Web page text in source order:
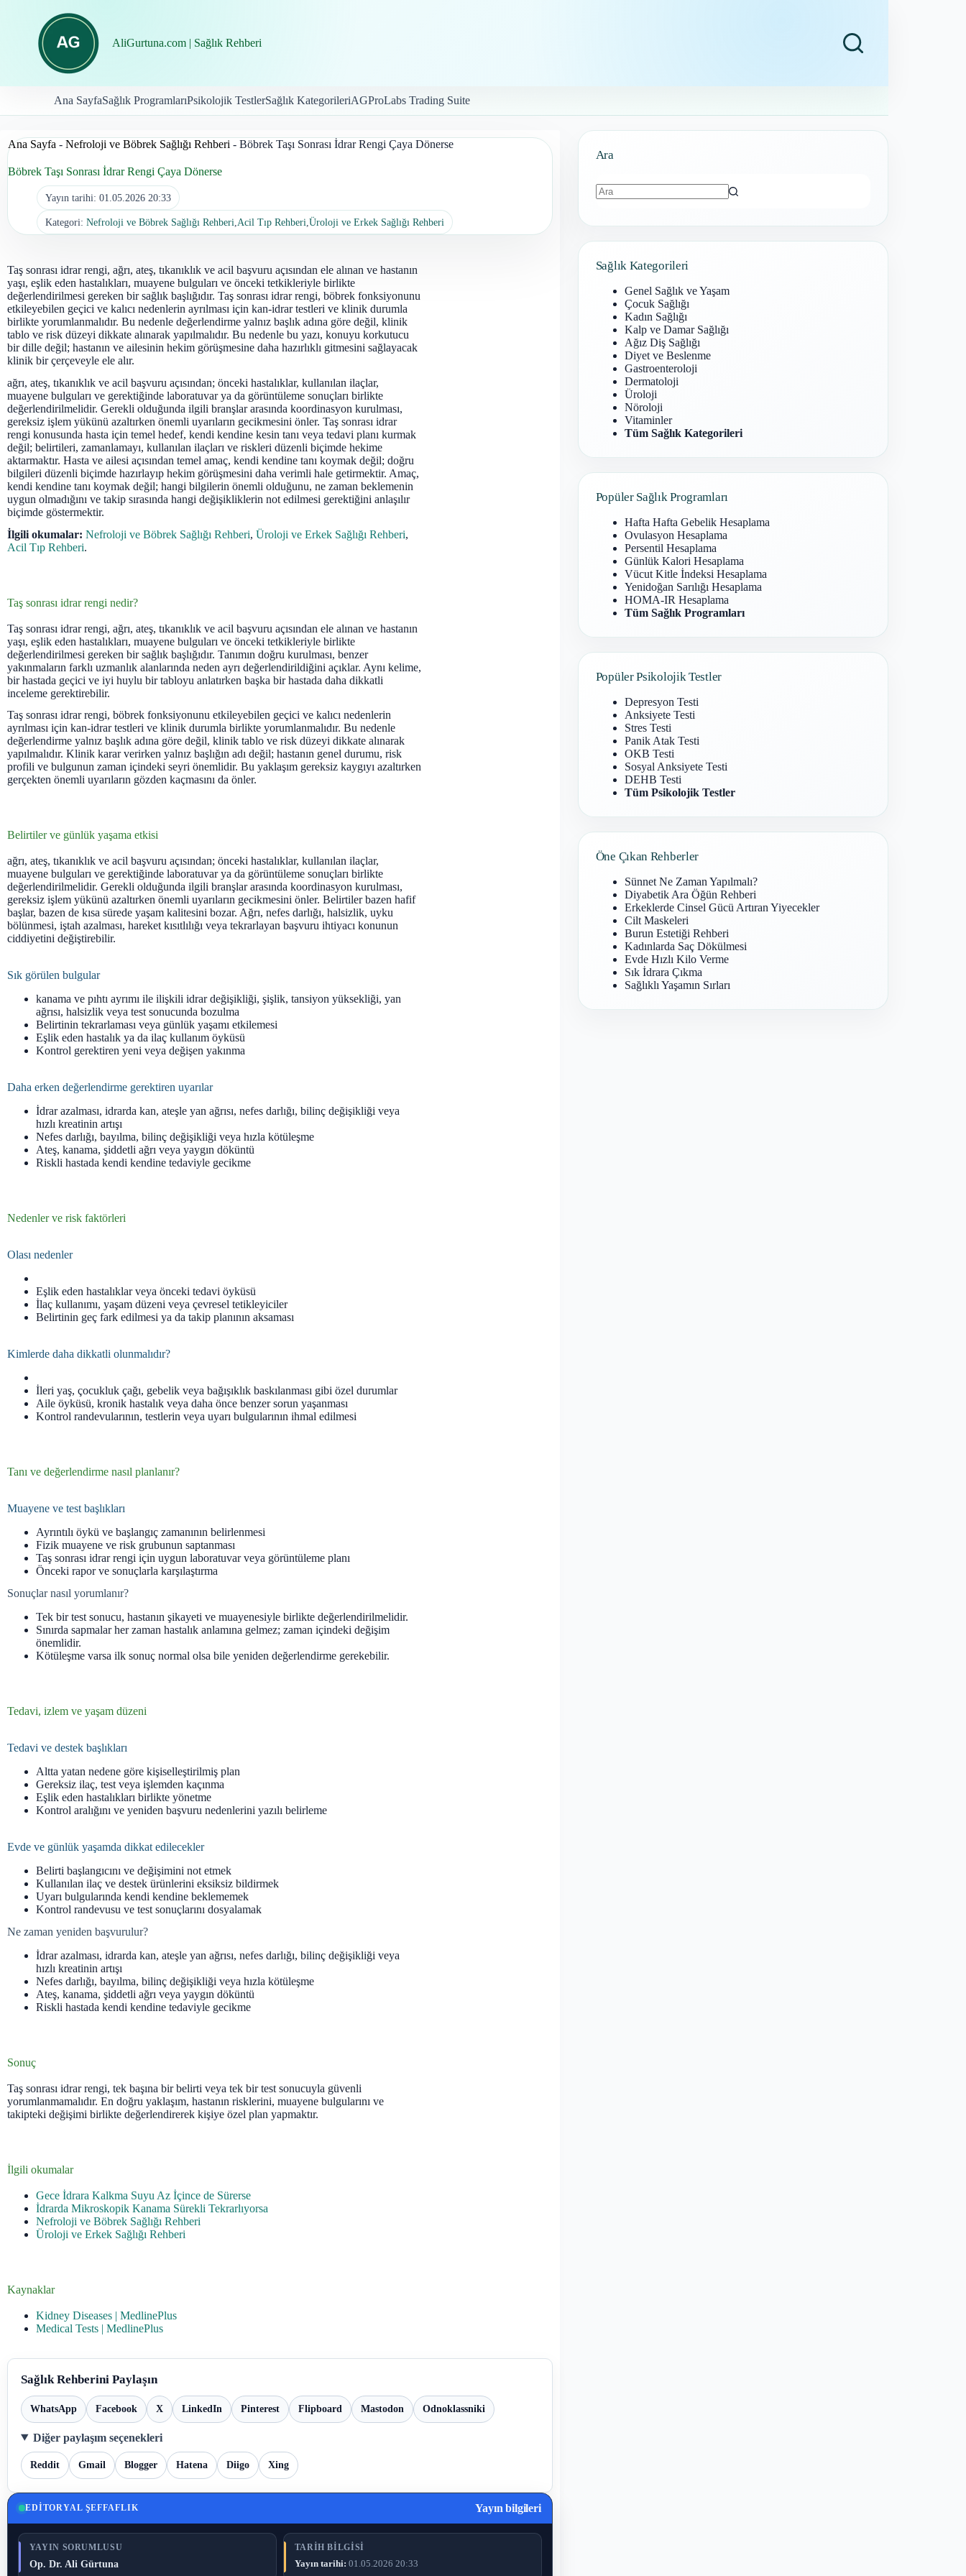
AliGurtuna.com | Sağlık Rehberi
Ana SayfaSağlık ProgramlarıPsikolojik TestlerSağlık KategorileriAGProLabs Trading Suite
Ana Sayfa - Nefroloji ve Böbrek Sağlığı Rehberi - Böbrek Taşı Sonrası İdrar Rengi Çaya Dönerse
Böbrek Taşı Sonrası İdrar Rengi Çaya Dönerse
Yayın tarihi: 01.05.2026 20:33
Kategori: Nefroloji ve Böbrek Sağlığı Rehberi Acil Tıp Rehberi Üroloji ve Erkek Sağlığı Rehberi
Taş sonrası idrar rengi, ağrı, ateş, tıkanıklık ve acil başvuru açısından ele alınan ve hastanın
yaşı, eşlik eden hastalıkları, muayene bulguları ve önceki tetkikleriyle birlikte
değerlendirilmesi gereken bir sağlık başlığıdır. Taş sonrası idrar rengi, böbrek fonksiyonunu
etkileyebilen geçici ve kalıcı nedenlerin ayrılması için kan-idrar testleri ve klinik durumla
birlikte yorumlanmalıdır. Bu nedenle değerlendirme yalnız başlık adına göre değil, klinik
tablo ve risk düzeyi dikkate alınarak yapılmalıdır. Bu nedenle bu yazı, konuyu korkutucu
bir dille değil; hastanın ve ailesinin hekim görüşmesine daha hazırlıklı gitmesini sağlayacak
klinik bir çerçeveyle ele alır.
ağrı, ateş, tıkanıklık ve acil başvuru açısından; önceki hastalıklar, kullanılan ilaçlar,
muayene bulguları ve gerektiğinde laboratuvar ya da görüntüleme sonuçları birlikte
değerlendirilmelidir. Gerekli olduğunda ilgili branşlar arasında koordinasyon kurulması,
gereksiz işlem yükünü azaltırken önemli uyarıların gecikmesini önler. Taş sonrası idrar
rengi konusunda hasta için temel hedef, kendi kendine kesin tanı veya tedavi planı kurmak
değil; belirtileri, zamanlamayı, kullanılan ilaçları ve riskleri düzenli biçimde hekime
aktarmaktır. Hasta ve ailesi açısından temel amaç, kendi kendine tanı koymak değil; doğru
bilgileri düzenli biçimde hazırlayıp hekim görüşmesini daha verimli hale getirmektir. Amaç,
kendi kendine tanı koymak değil; hangi bilgilerin önemli olduğunu, ne zaman beklemenin
uygun olmadığını ve takip sırasında hangi değişikliklerin not edilmesi gerektiğini anlaşılır
biçimde göstermektir.
İlgili okumalar: Nefroloji ve Böbrek Sağlığı Rehberi, Üroloji ve Erkek Sağlığı Rehberi,
Acil Tıp Rehberi.
Taş sonrası idrar rengi nedir?
Taş sonrası idrar rengi, ağrı, ateş, tıkanıklık ve acil başvuru açısından ele alınan ve hastanın
yaşı, eşlik eden hastalıkları, muayene bulguları ve önceki tetkikleriyle birlikte
değerlendirilmesi gereken bir sağlık başlığıdır. Tanımın doğru kurulması, benzer
yakınmaların farklı uzmanlık alanlarında neden ayrı değerlendirildiğini açıklar. Aynı kelime,
bir hastada geçici ve iyi huylu bir tabloyu anlatırken başka bir hastada daha dikkatli
inceleme gerektirebilir.
Taş sonrası idrar rengi, böbrek fonksiyonunu etkileyebilen geçici ve kalıcı nedenlerin
ayrılması için kan-idrar testleri ve klinik durumla birlikte yorumlanmalıdır. Bu nedenle
değerlendirme yalnız başlık adına göre değil, klinik tablo ve risk düzeyi dikkate alınarak
yapılmalıdır. Klinik karar verirken yalnız başlığın adı değil; hastanın genel durumu, risk
profili ve bulgunun zaman içindeki seyri önemlidir. Bu yaklaşım gereksiz kaygıyı azaltırken
gerçekten önemli uyarıların gözden kaçmasını da önler.
Belirtiler ve günlük yaşama etkisi
ağrı, ateş, tıkanıklık ve acil başvuru açısından; önceki hastalıklar, kullanılan ilaçlar,
muayene bulguları ve gerektiğinde laboratuvar ya da görüntüleme sonuçları birlikte
değerlendirilmelidir. Gerekli olduğunda ilgili branşlar arasında koordinasyon kurulması,
gereksiz işlem yükünü azaltırken önemli uyarıların gecikmesini önler. Belirtiler bazen hafif
başlar, bazen de kısa sürede yaşam kalitesini bozar. Ağrı, nefes darlığı, halsizlik, uyku
bölünmesi, iştah azalması, hareket kısıtlılığı veya tekrarlayan başvuru ihtiyacı konunun
ciddiyetini değiştirebilir.
Sık görülen bulgular
kanama ve pıhtı ayrımı ile ilişkili idrar değişikliği, şişlik, tansiyon yüksekliği, yan
ağrısı, halsizlik veya test sonucunda bozulma
Belirtinin tekrarlaması veya günlük yaşamı etkilemesi
Eşlik eden hastalık ya da ilaç kullanım öyküsü
Kontrol gerektiren yeni veya değişen yakınma
Daha erken değerlendirme gerektiren uyarılar
İdrar azalması, idrarda kan, ateşle yan ağrısı, nefes darlığı, bilinç değişikliği veya
hızlı kreatinin artışı
Nefes darlığı, bayılma, bilinç değişikliği veya hızla kötüleşme
Ateş, kanama, şiddetli ağrı veya yaygın döküntü
Riskli hastada kendi kendine tedaviyle gecikme
Nedenler ve risk faktörleri
Olası nedenler
Eşlik eden hastalıklar veya önceki tedavi öyküsü
İlaç kullanımı, yaşam düzeni veya çevresel tetikleyiciler
Belirtinin geç fark edilmesi ya da takip planının aksaması
Kimlerde daha dikkatli olunmalıdır?
İleri yaş, çocukluk çağı, gebelik veya bağışıklık baskılanması gibi özel durumlar
Aile öyküsü, kronik hastalık veya daha önce benzer sorun yaşanması
Kontrol randevularının, testlerin veya uyarı bulgularının ihmal edilmesi
Tanı ve değerlendirme nasıl planlanır?
Muayene ve test başlıkları
Ayrıntılı öykü ve başlangıç zamanının belirlenmesi
Fizik muayene ve risk grubunun saptanması
Taş sonrası idrar rengi için uygun laboratuvar veya görüntüleme planı
Önceki rapor ve sonuçlarla karşılaştırma
Sonuçlar nasıl yorumlanır?
Tek bir test sonucu, hastanın şikayeti ve muayenesiyle birlikte değerlendirilmelidir.
Sınırda sapmalar her zaman hastalık anlamına gelmez; zaman içindeki değişim
önemlidir.
Kötüleşme varsa ilk sonuç normal olsa bile yeniden değerlendirme gerekebilir.
Tedavi, izlem ve yaşam düzeni
Tedavi ve destek başlıkları
Altta yatan nedene göre kişiselleştirilmiş plan
Gereksiz ilaç, test veya işlemden kaçınma
Eşlik eden hastalıkları birlikte yönetme
Kontrol aralığını ve yeniden başvuru nedenlerini yazılı belirleme
Evde ve günlük yaşamda dikkat edilecekler
Belirti başlangıcını ve değişimini not etmek
Kullanılan ilaç ve destek ürünlerini eksiksiz bildirmek
Uyarı bulgularında kendi kendine beklememek
Kontrol randevusu ve test sonuçlarını dosyalamak
Ne zaman yeniden başvurulur?
İdrar azalması, idrarda kan, ateşle yan ağrısı, nefes darlığı, bilinç değişikliği veya
hızlı kreatinin artışı
Nefes darlığı, bayılma, bilinç değişikliği veya hızla kötüleşme
Ateş, kanama, şiddetli ağrı veya yaygın döküntü
Riskli hastada kendi kendine tedaviyle gecikme
Sonuç
Taş sonrası idrar rengi, tek başına bir belirti veya tek bir test sonucuyla güvenli
yorumlanmamalıdır. En doğru yaklaşım, hastanın risklerini, muayene bulgularını ve
takipteki değişimi birlikte değerlendirerek kişiye özel plan yapmaktır.
İlgili okumalar
Gece İdrara Kalkma Suyu Az İçince de Sürerse
İdrarda Mikroskopik Kanama Sürekli Tekrarlıyorsa
Nefroloji ve Böbrek Sağlığı Rehberi
Üroloji ve Erkek Sağlığı Rehberi
Kaynaklar
Kidney Diseases | MedlinePlus
Medical Tests | MedlinePlus
Sağlık Rehberini Paylaşın
WhatsApp Facebook X LinkedIn Pinterest Flipboard Mastodon Odnoklassniki
Diğer paylaşım seçenekleri
Reddit Gmail Blogger Hatena Diigo Xing
EDITORYAL ŞEFFAFLIK Yayın bilgileri
YAYIN SORUMLUSU
Op. Dr. Ali Gürtuna
TARIH BILGISI
Yayın tarihi: 01.05.2026 20:33
Ara
bulunamadı
Sağlık Kategorileri
Genel Sağlık ve Yaşam
Çocuk Sağlığı
Kadın Sağlığı
Kalp ve Damar Sağlığı
Ağız Diş Sağlığı
Diyet ve Beslenme
Gastroenteroloji
Dermatoloji
Üroloji
Nöroloji
Vitaminler
Tüm Sağlık Kategorileri
Popüler Sağlık Programları
Hafta Hafta Gebelik Hesaplama
Ovulasyon Hesaplama
Persentil Hesaplama
Günlük Kalori Hesaplama
Vücut Kitle İndeksi Hesaplama
Yenidoğan Sarılığı Hesaplama
HOMA-IR Hesaplama
Tüm Sağlık Programları
Popüler Psikolojik Testler
Depresyon Testi
Anksiyete Testi
Stres Testi
Panik Atak Testi
OKB Testi
Sosyal Anksiyete Testi
DEHB Testi
Tüm Psikolojik Testler
Öne Çıkan Rehberler
Sünnet Ne Zaman Yapılmalı?
Diyabetik Ara Öğün Rehberi
Erkeklerde Cinsel Gücü Artıran Yiyecekler
Cilt Maskeleri
Burun Estetiği Rehberi
Kadınlarda Saç Dökülmesi
Evde Hızlı Kilo Verme
Sık İdrara Çıkma
Sağlıklı Yaşamın Sırları